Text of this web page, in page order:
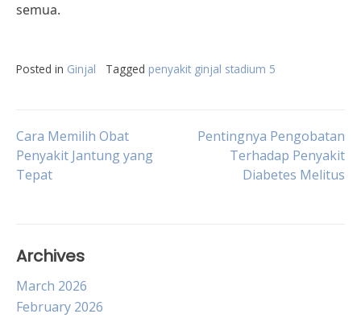
semua.
Posted in Ginjal Tagged penyakit ginjal stadium 5
Post
navigation
Cara Memilih Obat
Penyakit Jantung yang
Tepat
Pentingnya Pengobatan
Terhadap Penyakit
Diabetes Melitus
Archives
March 2026
February 2026